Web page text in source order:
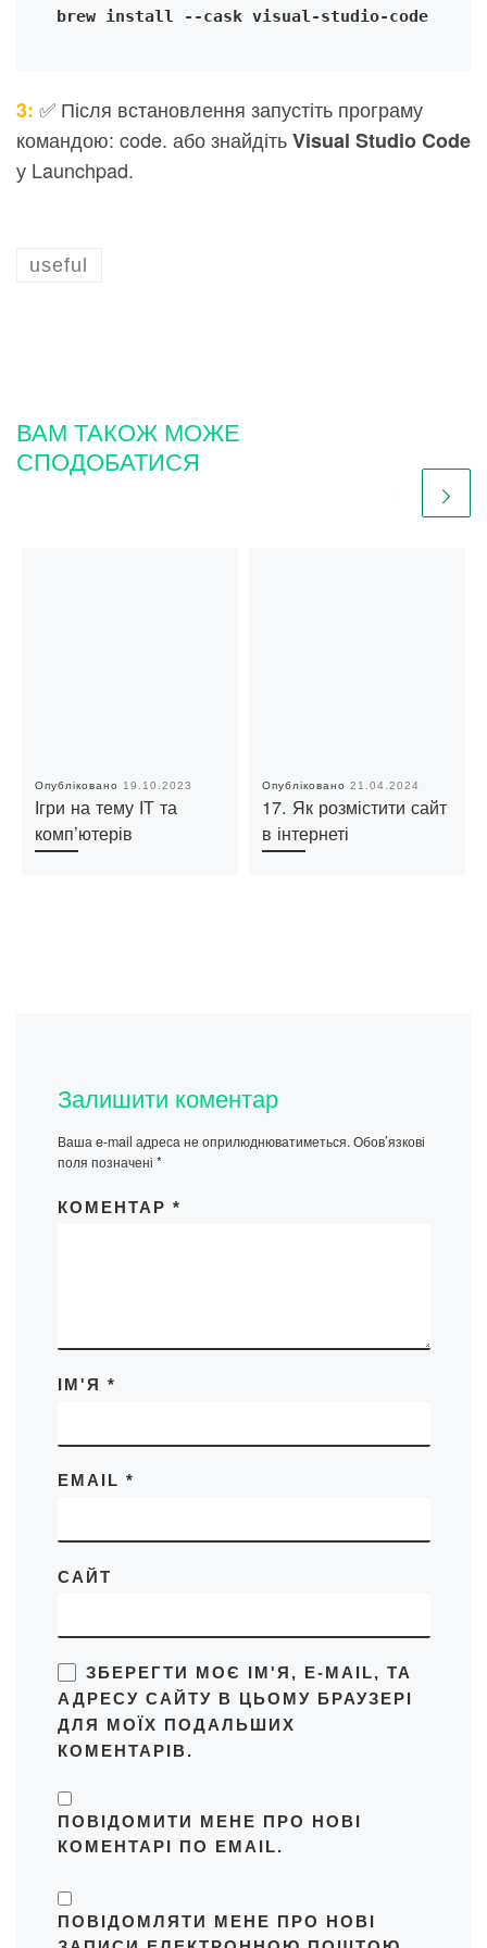
brew install --cask visual-studio-code
3: ✅ Після встановлення запустіть програму
командою: code. або знайдітьVisual Studio Code
у Launchpad.
useful
ВАМ ТАКОЖ МОЖЕ
СПОДОБАТИСЯ
Опубліковано 19.10.2023
Ігри на тему ІТ та
комп’ютерів
Опубліковано 21.04.2024
17. Як розмістити сайт
в інтернеті
Залишити коментар
Ваша e-mail адреса не оприлюднюватиметься.Обов’язкові
поля позначені *
КОМЕНТАР *
ІМ'Я *
EMAIL *
САЙТ
ЗБЕРЕГТИ МОЄ ІМ'Я, E-MAIL, ТА
АДРЕСУ САЙТУ В ЦЬОМУ БРАУЗЕРІ
ДЛЯ МОЇХ ПОДАЛЬШИХ
КОМЕНТАРІВ.
ПОВІДОМИТИ МЕНЕ ПРО НОВІ
КОМЕНТАРІ ПО EMAIL.
ПОВІДОМЛЯТИ МЕНЕ ПРО НОВІ